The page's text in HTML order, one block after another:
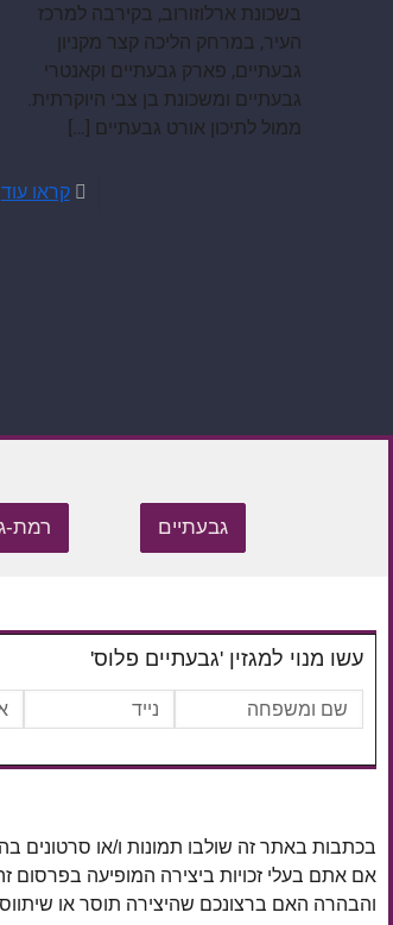
בשכונת ארלוזורוב, בקירבה למרכז
העיר, במרחק הליכה קצר מקניון
גבעתיים, פארק גבעתיים וקאנטרי
גבעתיים ומשכונת בן צבי היוקרתית.
ממול לתיכון אורט גבעתיים […]
קראו עוד
גבעתיים רמת-
עשו מנוי למגזין 'גבעתיים פלוס'
בכתבות באתר זה שולבו תמונות ו/או סרטונים בהתאם לסעיף 27א לחוק זכויות
אם אתם בעלי זכויות ביצירה המופיעה בפרסום
והבהרה האם ברצונכם שהיצירה תוסר או